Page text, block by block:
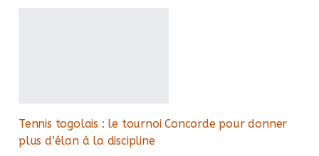
Tennis togolais : le tournoi Concorde pour donner
plus d’élan à la discipline